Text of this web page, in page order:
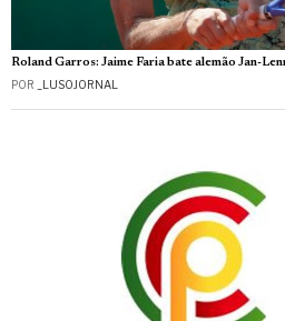
Roland Garros: Jaime Faria bate alemão Jan-
POR _LUSOJORNAL